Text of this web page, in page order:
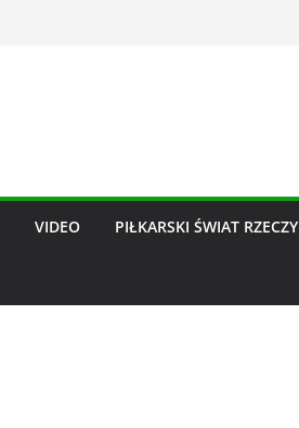
VIDEO PIŁKARSKI ŚWIAT RZECZY